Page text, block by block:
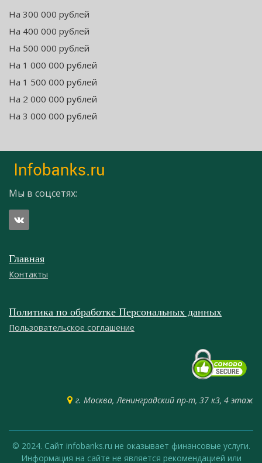
На 300 000 рублей
На 400 000 рублей
На 500 000 рублей
На 1 000 000 рублей
На 1 500 000 рублей
На 2 000 000 рублей
На 3 000 000 рублей
Мы в соцсетях:
Главная
Контакты
Политика по обработке Персональных данных
Пользовательское соглашение
г. Москва, Ленинградский пр-т, 37 к3, 4 этаж
© 2024. Сайт infobanks.ru не оказывает финансовые услуги.
Информация на сайте не является рекомендацией или